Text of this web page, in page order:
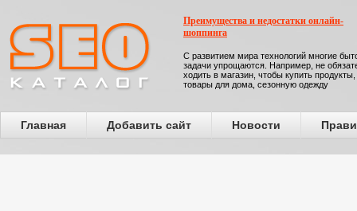
Преимущества и недостатки онлайн-
шоппинга
С развитием мира технологий многие
задачи упрощаются. Например, не
ходить в магазин, чтобы купить продукты,
товары для дома, сезонную одежду
Главная Добавить сайт Новости